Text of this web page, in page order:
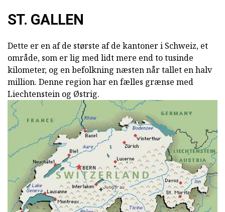
ST. GALLEN
Dette er en af de største af de kantoner i Schweiz, et
område, som er lig med lidt mere end to tusinde
kilometer, og en befolkning næsten når tallet en halv
million. Denne region har en fælles grænse med
Liechtenstein og Østrig.